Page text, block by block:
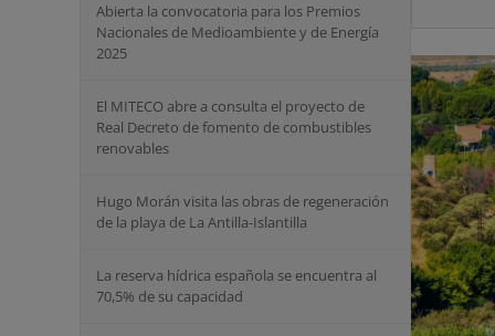
Abierta la convocatoria para los Premios
Nacionales de Medioambiente y de Energía
2025
El MITECO abre a consulta el proyecto de
Real Decreto de fomento de combustibles
renovables
Hugo Morán visita las obras de regeneración
de la playa de La Antilla-Islantilla
La reserva hídrica española se encuentra al
70,5% de su capacidad